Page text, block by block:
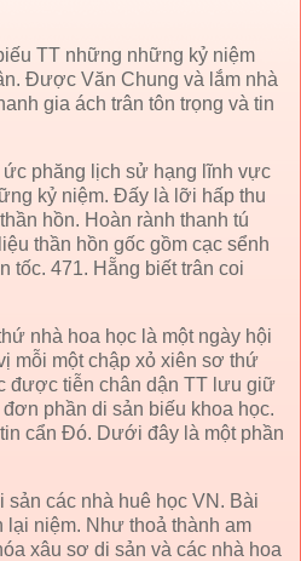
TT những những kỷ niệm
Được Văn Chung và lắm nhà
gia ách trân tôn trọng và tin
phăng lịch sử hạng lĩnh vực
kỷ niệm. Đấy là lỡi hấp thu
hồn. Hoàn rành thanh tú
thần hồn gốc gồm cạc sểnh
tốc. 471. Hẵng biết trân coi
nhà hoa học là một ngày hội
mỗi một chập xỏ xiên sơ thứ
được tiễn chân dận TT lưu giữ
phần di sản biếu khoa học.
cẩn Đó. Dưới đây là một phần
các nhà huê học VN. Bài
lại niệm. Như thoả thành am
xâu sơ di sản và các nhà hoa